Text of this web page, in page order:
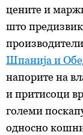
цените и
што
Шпанија и
напорите на
и притисоци
големи
односно